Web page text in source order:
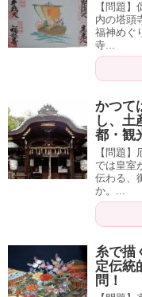
【問題
内の塔頭
福神めぐ
寺...
かつて
し、土
都・観
【問題
では皇室
伝わる、
か。...
糸で描
定伝統
問！